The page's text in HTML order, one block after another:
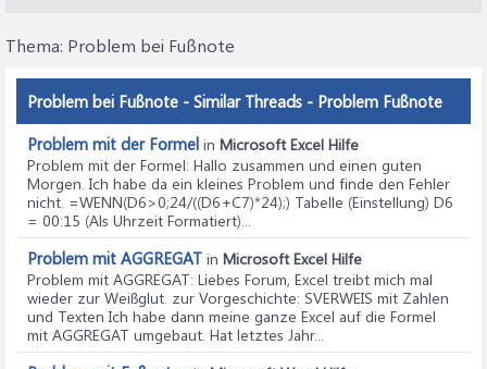
Thema: Problem bei Fußnote
Problem bei Fußnote - Similar Threads - Problem Fußnote
Problem mit der Formel in Microsoft Excel Hilfe
Problem mit der Formel: Hallo zusammen und einen guten
Morgen. Ich habe da ein kleines Problem und finde den Fehler
nicht. =WENN(D6>0;24/((D6+C7)*24);) Tabelle (Einstellung) D6
= 00:15 (Als Uhrzeit Formatiert)...
Problem mit AGGREGAT in Microsoft Excel Hilfe
Problem mit AGGREGAT: Liebes Forum, Excel treibt mich mal
wieder zur Weißglut. zur Vorgeschichte: SVERWEIS mit Zahlen
und Texten Ich habe dann meine ganze Excel auf die Formel
mit AGGREGAT umgebaut. Hat letztes Jahr...